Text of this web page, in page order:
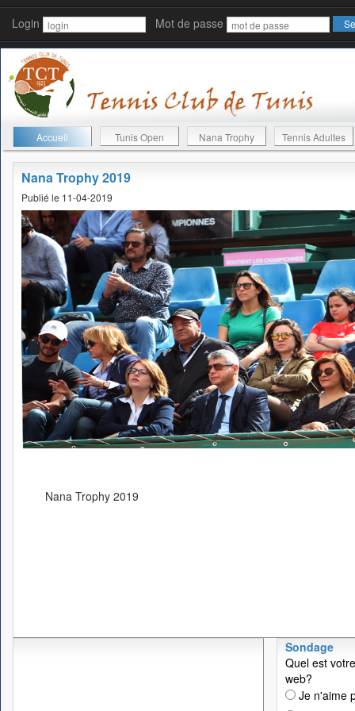
Login Mot de passe
Accueil Tunis Open Nana Trophy Tennis Adultes
Nana Trophy 2019
Publié le 11-04-2019
Nana Trophy 2019
Sondage
Quel est
web?
Je n'aime